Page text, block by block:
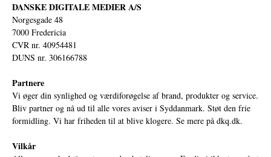
DANSKE DIGITALE MEDIER A/S
Norgesgade 48
7000 Fredericia
CVR nr. 40954481
DUNS nr. 306166788
Partnere
Vi øger din synlighed og værdiforøgelse af brand, produkter og service.
Bliv partner og nå ud til alle vores aviser i Syddanmark. Støt den frie
formidling. Vi har friheden til at blive klogere. Se mere på dkq.dk.
Vilkår